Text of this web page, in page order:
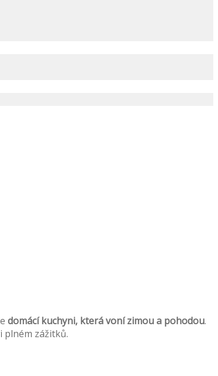
domácí kuchyni, která voní zimou a pohodou.
plném zážitků.